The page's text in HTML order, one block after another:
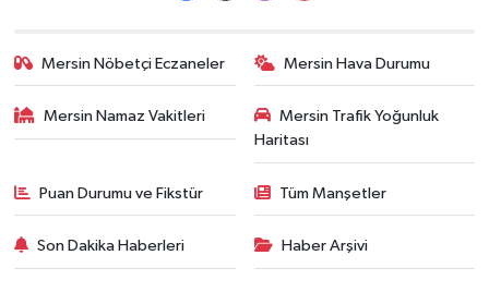
Mersin Nöbetçi Eczaneler Mersin Hava Durumu
Mersin Namaz Vakitleri
Mersin Trafik Yoğunluk
Haritası
Puan Durumu ve Fikstür Tüm Manşetler
Son Dakika Haberleri Haber Arşivi